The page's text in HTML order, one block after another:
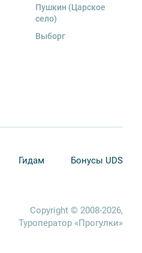
Пушкин (Царское
село)
Выборг
Гидам Бонусы UDS
Copyright © 2008-2026,
Туроператор «Прогулки»